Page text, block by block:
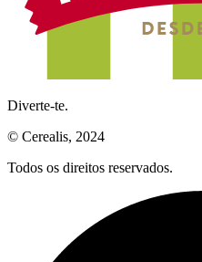
Diverte-te.
© Cerealis, 2024
Todos os direitos reservados.